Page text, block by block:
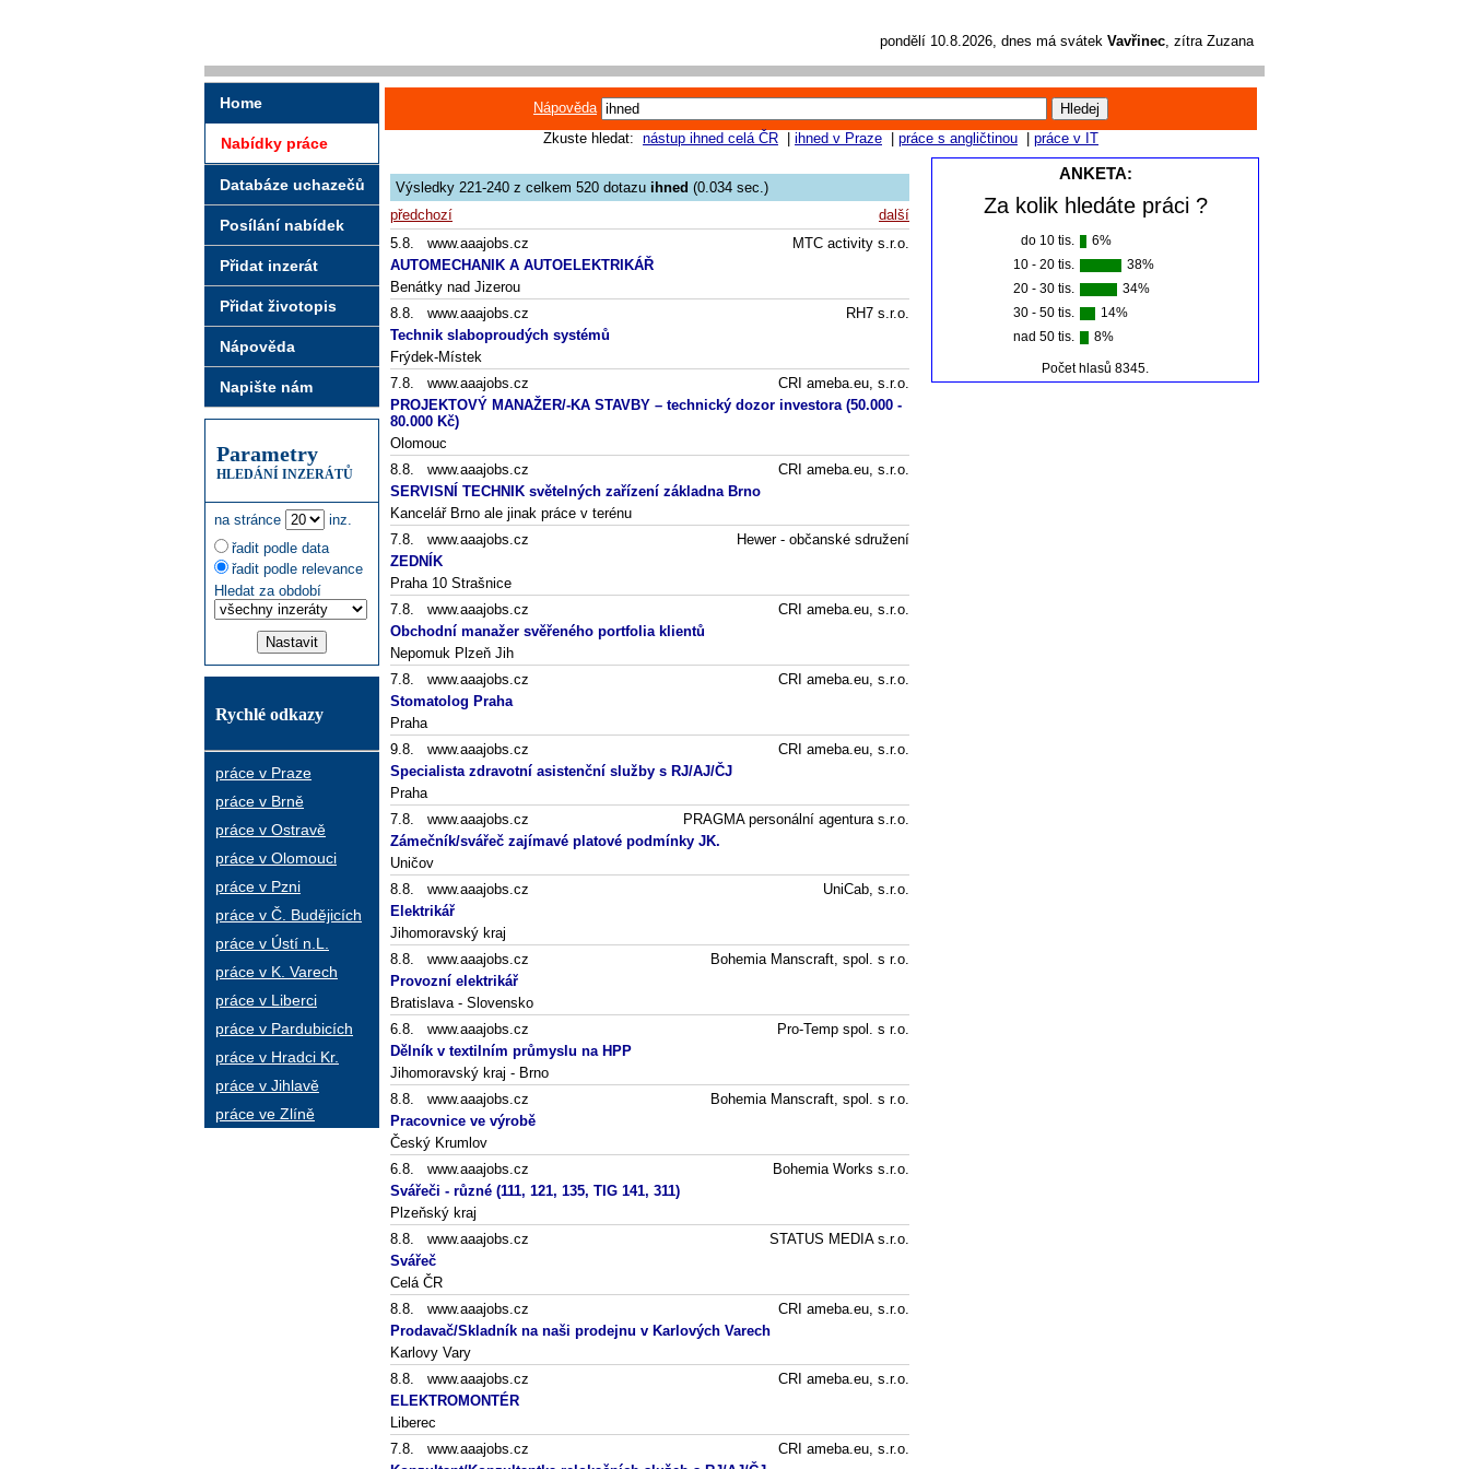
pondělí 10.8.2026, dnes má svátek Vavřinec, zítra Zuzana
Home
Nabídky práce
Databáze uchazečů
Posílání nabídek
Přidat inzerát
Přidat životopis
Nápověda
Napište nám
Parametry
HLEDÁNÍ INZERÁTŮ
na stránce
inz.
řadit podle data
řadit podle relevance
Hledat za období
Rychlé odkazy
práce v Praze
práce v Brně
práce v Ostravě
práce v Olomouci
práce v Pzni
práce v Č. Budějicích
práce v Ústí n.L.
práce v K. Varech
práce v Liberci
práce v Pardubicích
práce v Hradci Kr.
práce v Jihlavě
práce ve Zlíně
Nápověda
Zkuste hledat: nástup ihned celá ČR ihned v Praze práce s angličtinou práce v IT
Výsledky 221-240 z celkem 520 dotazu ihned (0.034 sec.)
předchozí
další
5.8. www.aaajobs.cz
MTC activity s.r.o.
AUTOMECHANIK A AUTOELEKTRIKÁŘ
Benátky nad Jizerou
8.8. www.aaajobs.cz
RH7 s.r.o.
Technik slaboproudých systémů
Frýdek-Místek
7.8. www.aaajobs.cz
CRI ameba.eu, s.r.o.
PROJEKTOVÝ MANAŽER/-KA STAVBY – technický dozor investora (50.000 -
80.000 Kč)
Olomouc
8.8. www.aaajobs.cz
CRI ameba.eu, s.r.o.
SERVISNÍ TECHNIK světelných zařízení základna Brno
Kancelář Brno ale jinak práce v terénu
7.8. www.aaajobs.cz
Hewer - občanské sdružení
ZEDNÍK
Praha 10 Strašnice
7.8. www.aaajobs.cz
CRI ameba.eu, s.r.o.
Obchodní manažer svěřeného portfolia klientů
Nepomuk Plzeň Jih
7.8. www.aaajobs.cz
CRI ameba.eu, s.r.o.
Stomatolog Praha
Praha
9.8. www.aaajobs.cz
CRI ameba.eu, s.r.o.
Specialista zdravotní asistenční služby s RJ/AJ/ČJ
Praha
7.8. www.aaajobs.cz
PRAGMA personální agentura s.r.o.
Zámečník/svářeč zajímavé platové podmínky JK.
Uničov
8.8. www.aaajobs.cz
UniCab, s.r.o.
Elektrikář
Jihomoravský kraj
8.8. www.aaajobs.cz
Bohemia Manscraft, spol. s r.o.
Provozní elektrikář
Bratislava - Slovensko
6.8. www.aaajobs.cz
Pro-Temp spol. s r.o.
Dělník v textilním průmyslu na HPP
Jihomoravský kraj - Brno
8.8. www.aaajobs.cz
Bohemia Manscraft, spol. s r.o.
Pracovnice ve výrobě
Český Krumlov
6.8. www.aaajobs.cz
Bohemia Works s.r.o.
Svářeči - různé (111, 121, 135, TIG 141, 311)
Plzeňský kraj
8.8. www.aaajobs.cz
STATUS MEDIA s.r.o.
Svářeč
Celá ČR
8.8. www.aaajobs.cz
CRI ameba.eu, s.r.o.
Prodavač/Skladník na naši prodejnu v Karlových Varech
Karlovy Vary
8.8. www.aaajobs.cz
CRI ameba.eu, s.r.o.
ELEKTROMONTÉR
Liberec
7.8. www.aaajobs.cz
CRI ameba.eu, s.r.o.
ANKETA:
Za kolik hledáte práci ?
do 10 tis.
6%
10 - 20 tis.
38%
20 - 30 tis.
34%
30 - 50 tis.
14%
nad 50 tis.
8%
Počet hlasů 8345.